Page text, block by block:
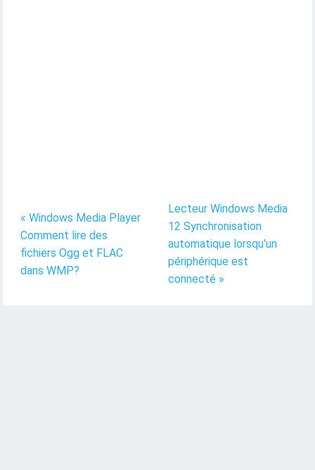
« Windows Media Player
Comment lire des
fichiers Ogg et FLAC
dans WMP?
Lecteur Windows Media
12 Synchronisation
automatique lorsqu'un
périphérique est
connecté »